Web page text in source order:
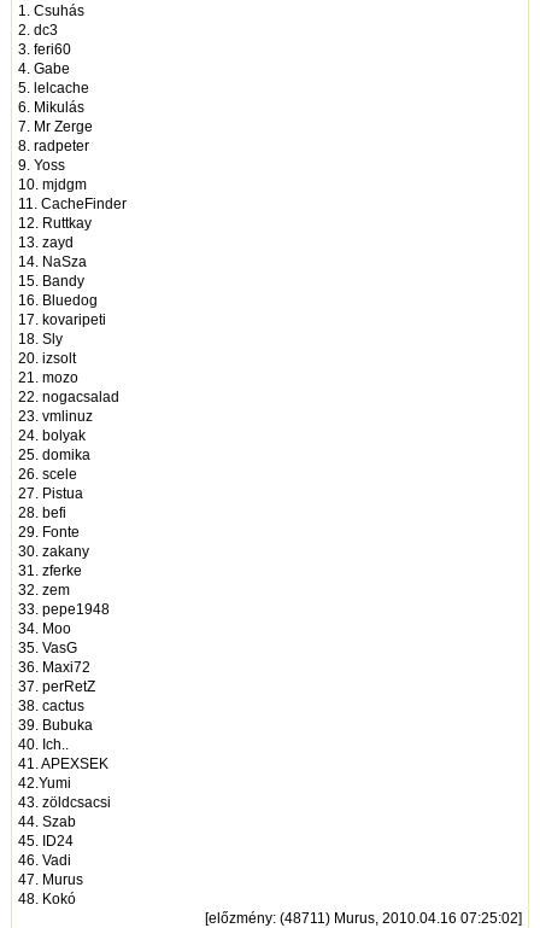
1. Csuhás
2. dc3
3. feri60
4. Gabe
5. lelcache
6. Mikulás
7. Mr Zerge
8. radpeter
9. Yoss
10. mjdgm
11. CacheFinder
12. Ruttkay
13. zayd
14. NaSza
15. Bandy
16. Bluedog
17. kovaripeti
18. Sly
20. izsolt
21. mozo
22. nogacsalad
23. vmlinuz
24. bolyak
25. domika
26. scele
27. Pistua
28. befi
29. Fonte
30. zakany
31. zferke
32. zem
33. pepe1948
34. Moo
35. VasG
36. Maxi72
37. perRetZ
38. cactus
39. Bubuka
40. Ich..
41. APEXSEK
42.Yumi
43. zöldcsacsi
44. Szab
45. ID24
46. Vadi
47. Murus
48. Kokó
[előzmény: (48711) Murus, 2010.04.16 07:25:02]